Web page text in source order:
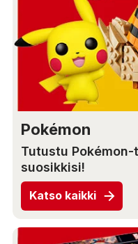
Pokémon
Tutustu
suosikkisi!
Katso kaikki